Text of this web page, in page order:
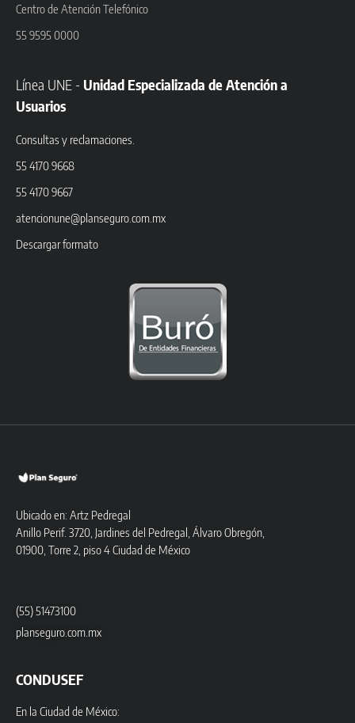
Centro de Atención Telefónico
55 9595 0000
Línea UNE - Unidad Especializada de Atención a
Usuarios
Consultas y reclamaciones.
55 4170 9668
55 4170 9667
atencionune@planseguro.com.mx
Descargar formato
Ubicado en: Artz Pedregal
Anillo Perif. 3720, Jardines del Pedregal, Álvaro Obregón,
01900, Torre 2, piso 4 Ciudad de México
(55) 51473100
planseguro.com.mx
CONDUSEF
En la Ciudad de México: